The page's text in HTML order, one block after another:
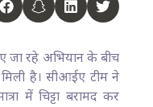
जा रहे अभियान के बीच
है। सीआईए टीम ने
में चिट्टा बरामद कर